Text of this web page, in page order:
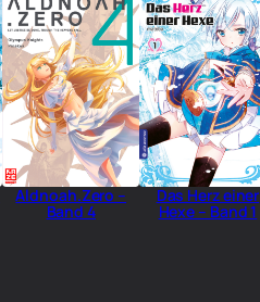
Aldnoah.Zero –
Band 4
Das Herz einer
Hexe – Band 1